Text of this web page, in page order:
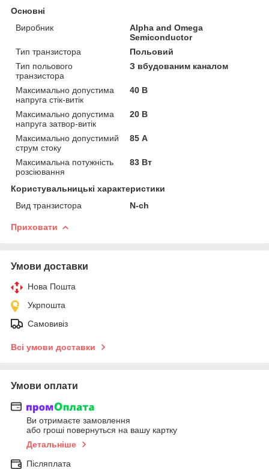
Основні
Виробник
Alpha and Omega
Semiconductor
Тип транзистора
Польовий
Тип польового
транзистора
З вбудованим каналом
Максимально допустима
напруга стік-витік
40 В
Максимально допустима
напруга затвор-витік
20 В
Максимально допустимий
струм стоку
85 А
Максимальна потужність
розсіювання
83 Вт
Користувальницькі характеристики
Вид транзистора
N-ch
Приховати
Умови доставки
Нова Пошта
Укрпошта
Самовивіз
Всі умови доставки
Умови оплати
Ви отримаєте замовлення
або гроші повернуться на вашу картку
Детальніше
Післяплата